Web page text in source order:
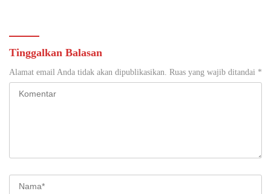
Tinggalkan Balasan
Alamat email Anda tidak akan dipublikasikan. Ruas yang wajib ditandai *